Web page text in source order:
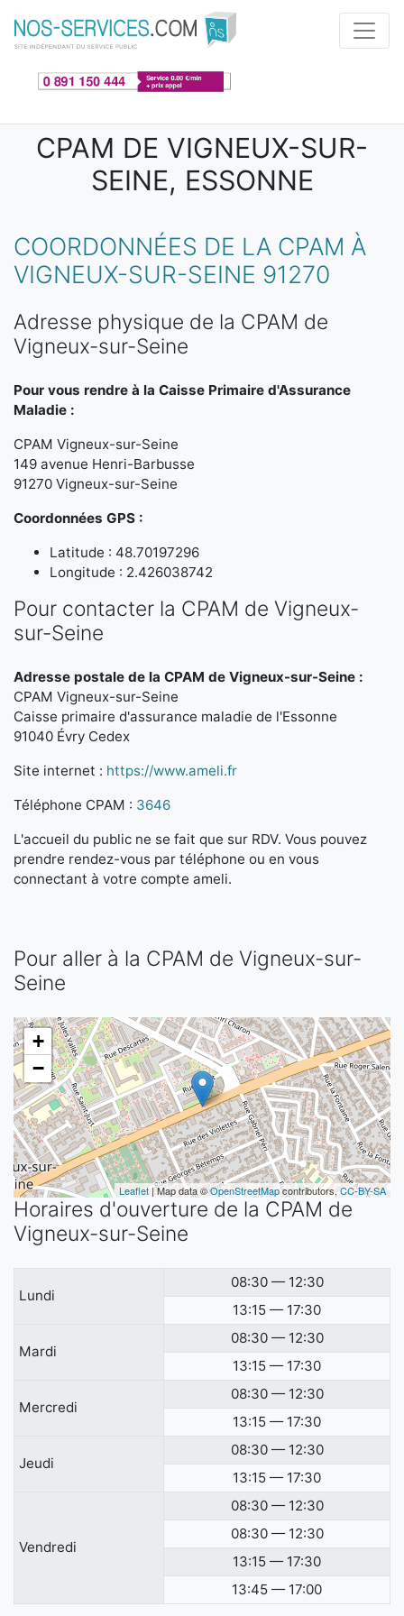
Aller au contenu principal
CPAM DE VIGNEUX-SUR-
SEINE, ESSONNE
COORDONNÉES DE LA CPAM À
VIGNEUX-SUR-SEINE 91270
Adresse physique de la CPAM de
Vigneux-sur-Seine
Pour vous rendre à la Caisse Primaire d'Assurance
Maladie :
CPAM Vigneux-sur-Seine
149 avenue Henri-Barbusse
91270 Vigneux-sur-Seine
Coordonnées GPS :
Latitude : 48.70197296
Longitude : 2.426038742
Pour contacter la CPAM de Vigneux-
sur-Seine
Adresse postale de la CPAM de Vigneux-sur-Seine :
CPAM Vigneux-sur-Seine
Caisse primaire d'assurance maladie de l'Essonne
91040 Évry Cedex
Site internet : https://www.ameli.fr
Téléphone CPAM : 3646
L'accueil du public ne se fait que sur RDV. Vous pouvez
prendre rendez-vous par téléphone ou en vous
connectant à votre compte ameli.
Pour aller à la CPAM de Vigneux-sur-
Seine
+
−
Leaflet| Map data ©OpenStreetMapcontributors,CC-BY-SA
Horaires d'ouverture de la CPAM de
Vigneux-sur-Seine
Lundi
08:30 — 12:30
13:15 — 17:30
Mardi
08:30 — 12:30
13:15 — 17:30
Mercredi
08:30 — 12:30
13:15 — 17:30
Jeudi
08:30 — 12:30
13:15 — 17:30
Vendredi
08:30 — 12:30
08:30 — 12:30
13:15 — 17:30
13:45 — 17:00